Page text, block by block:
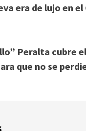
era de lujo en el
Peralta cubre
que no se